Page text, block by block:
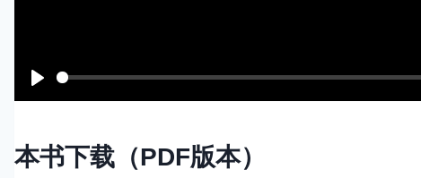
P
a
本书下载（PDF版本）